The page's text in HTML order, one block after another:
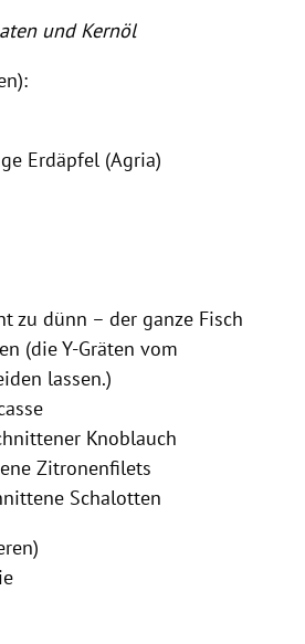
undKernöl
Erdäpfel (Agria)
zu dünn – der ganze Fisch
(die Y-Gräten vom
lassen.)
Knoblauch
Zitronenfilets
Schalotten